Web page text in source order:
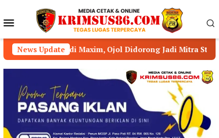
konten Menu
Mobile
News Update
Maxim, Ojol Didorong Jadi Mitra Strategis Kamtibmas